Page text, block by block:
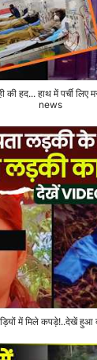
की हद... हाथ में पर्ची
news
में मिले कपड़े!..देखें